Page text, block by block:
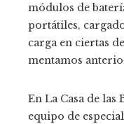
módulos de
portátiles,
carga en ciertas
mentamos
En La Casa de las
equipo de